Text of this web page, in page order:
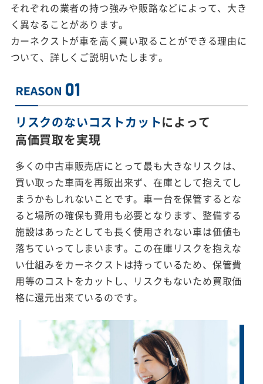
それぞれの業者の持つ強みや販路などによって、大き
く異なることがあります。
カーネクストが車を高く買い取ることができる理由に
ついて、詳しくご説明いたします。
リスクのないコストカットによって
高価買取を実現
多くの中古車販売店にとって最も大きなリスクは、
買い取った車両を再販出来ず、在庫として抱えてし
まうかもしれないことです。車一台を保管するとな
ると場所の確保も費用も必要となります、整備する
施設はあったとしても長く使用されない車は価値も
落ちていってしまいます。この在庫リスクを抱えな
い仕組みをカーネクストは持っているため、保管費
用等のコストをカットし、リスクもないため買取価
格に還元出来ているのです。